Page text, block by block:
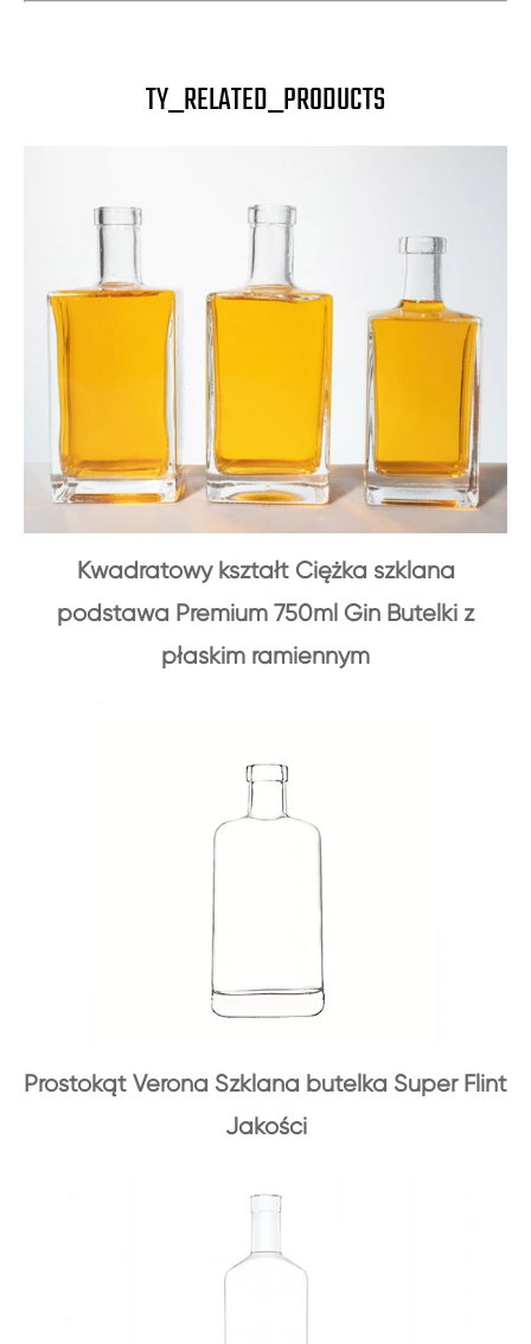
TY_RELATED_PRODUCTS
Kwadratowy kształt Ciężka szklana
podstawa Premium 750ml Gin Butelki z
płaskim ramiennym
Prostokąt Verona Szklana butelka Super Flint
Jakości